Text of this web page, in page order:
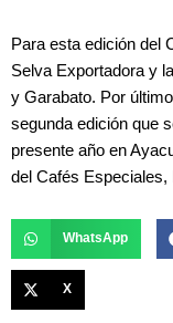
Para esta edición del
Selva Exportadora y
y Garabato. Por
segunda edición que
presente año en
del Cafés Especiales,
WhatsApp
X